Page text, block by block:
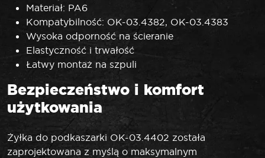
Materiał: PA6
Kompatybilność: OK-03.4382, OK-03.4383
Wysoka odporność na ścieranie
Elastyczność i trwałość
Łatwy montaż na szpuli
Bezpieczeństwo i komfort
użytkowania
Żyłka do podkaszarki OK-03.4402 została
zaprojektowana z myślą o maksymalnym